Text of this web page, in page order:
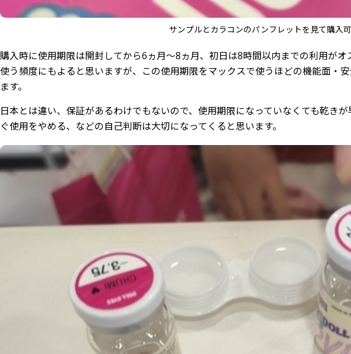
サンプルとカラコンのパンフレットを見て購入
購入時に使用期限は開封してから6ヵ月～8ヵ月、初日は8時間以内までの利用がオ
使う頻度にもよると思いますが、この使用期限をマックスで使うほどの機能面・
ます。
日本とは違い、保証があるわけでもないので、使用期限になっていなくても乾き
ぐ使用をやめる、などの自己判断は大切になってくると思います。